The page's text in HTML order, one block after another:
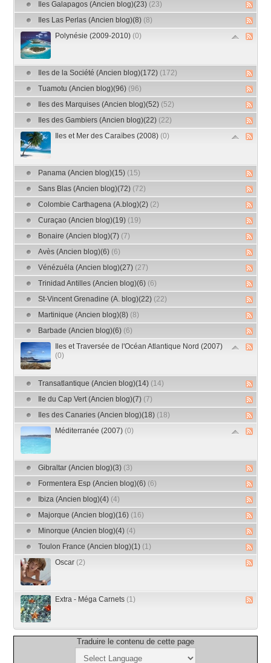
Iles Galapagos (Ancien blog)(23) (23)
Iles Las Perlas (Ancien blog)(8) (8)
Polynésie (2009-2010) (0)
Iles de la Société (Ancien blog)(172) (172)
Tuamotu (Ancien blog)(96) (96)
Iles des Marquises (Ancien blog)(52) (52)
Iles des Gambiers (Ancien blog)(22) (22)
Iles et Mer des Caraïbes (2008) (0)
Panama (Ancien blog)(15) (15)
Sans Blas (Ancien blog)(72) (72)
Colombie Carthagena (A.blog)(2) (2)
Curaçao (Ancien blog)(19) (19)
Bonaire (Ancien blog)(7) (7)
Avès (Ancien blog)(6) (6)
Vénézuéla (Ancien blog)(27) (27)
Trinidad Antilles (Ancien blog)(6) (6)
St-Vincent Grenadine (A. blog)(22) (22)
Martinique (Ancien blog)(8) (8)
Barbade (Ancien blog)(6) (6)
Iles et Traversée de l'Océan Atlantique Nord (2007)
(0)
Transatlantique (Ancien blog)(14) (14)
Ile du Cap Vert (Ancien blog)(7) (7)
Iles des Canaries (Ancien blog)(18) (18)
Méditerranée (2007) (0)
Gibraltar (Ancien blog)(3) (3)
Formentera Esp (Ancien blog)(6) (6)
Ibiza (Ancien blog)(4) (4)
Majorque (Ancien blog)(16) (16)
Minorque (Ancien blog)(4) (4)
Toulon France (Ancien blog)(1) (1)
Oscar (2)
Extra - Méga Carnets (1)
Traduire le contenu de cette page